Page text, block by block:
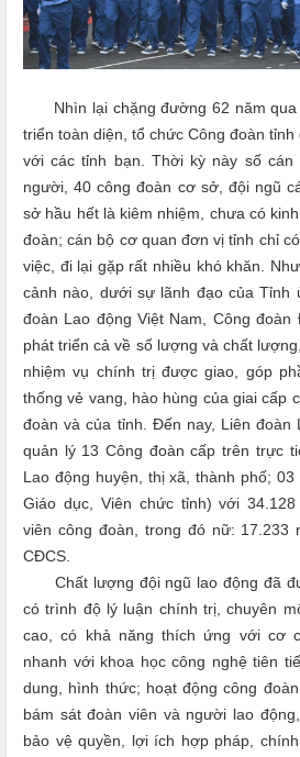
Nhìn lại chặng đường 62 năm qua
triển toàn diện, tổ chức Công đoàn
với các tỉnh bạn. Thời kỳ này số cán
người, 40 công đoàn cơ sở, đội ngũ
sở hầu hết là kiêm nhiệm, chưa có
đoàn; cán bộ cơ quan đơn vị tỉnh chỉ
việc, đi lại gặp rất nhiều khó khăn.
cảnh nào, dưới sự lãnh đạo của Tỉnh
đoàn Lao động Việt Nam, Công
phát triển cả về số lượng và chất
nhiệm vụ chính trị được giao, góp
thống vẻ vang, hào hùng của giai cấp
đoàn và của tỉnh. Đến nay, Liên đoàn
quản lý 13 Công đoàn cấp trên trực
Lao động huyện, thị xã, thành phố; 03
Giáo dục, Viên chức tỉnh) với
viên công đoàn, trong đó nữ: 17.233
CĐCS.
Chất lượng đội ngũ lao động đã
có trình độ lý luận chính trị, chuyên
cao, có khả năng thích ứng với cơ
nhanh với khoa học công nghệ tiên
dung, hình thức; hoạt động công
bám sát đoàn viên và người lao
bảo vệ quyền, lợi ích hợp pháp,